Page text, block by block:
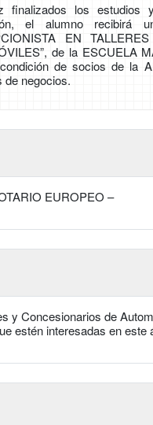
finalizados los estudios
el alumno recibirá
EN
de la ESCUELA
de socios de la
de negocios.
EUROPEO –
y Concesionarios de
estén interesadas en este